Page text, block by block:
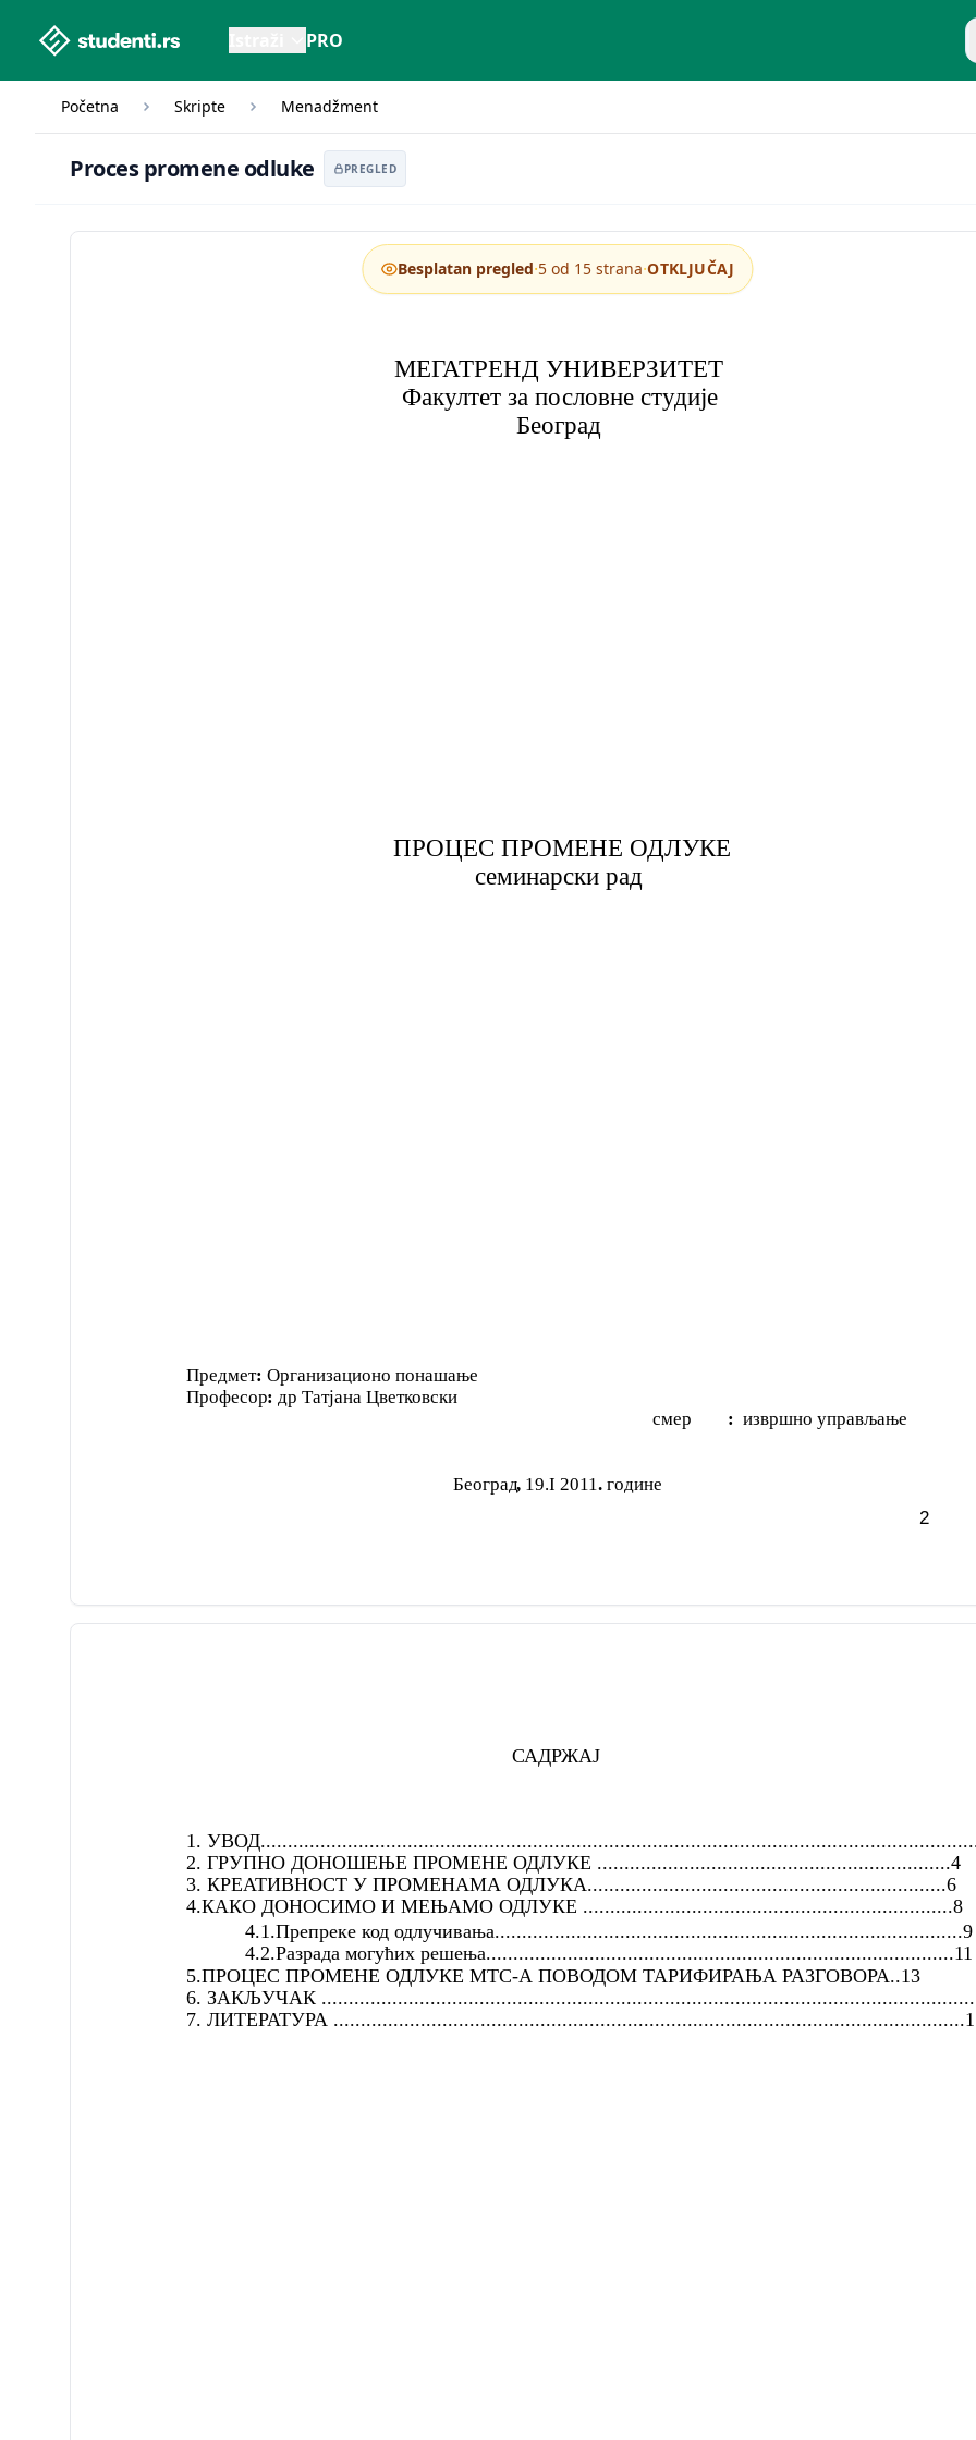
studenti.rs home page PRO
Početna Skripte Menadžment
Proces promene odluke
Proces promene odluke PREGLED
2
МЕГАТРЕНД УНИВЕРЗИТЕТ
Факултет за пословне студије
Београд
ПРОЦЕС ПРОМЕНЕ ОДЛУКЕ
семинарски рад
Предмет: Организационо понашање
Професор: др Татјана Цветковски
смер
: извршно управљање
Београд, 19.I 2011. године
САДРЖАЈ
1.
2. ГРУПНО ДОНОШЕЊЕ ПРОМЕНЕ ОДЛУКЕ .................................................................4
3. КРЕАТИВНОСТ У ПРОМЕНАМА ОДЛУКА..................................................................6
4.КАКО ДОНОСИМО И МЕЊАМО ОДЛУКЕ ....................................................................8
4.1.Препреке код одлучивања......................................................................................9
4.2.Разрада могућих решења......................................................................................11
5.ПРОЦЕС ПРОМЕНЕ ОДЛУКЕ МТС-А ПОВОДОМ ТАРИФИРАЊА РАЗГОВОРА..13
6. ЗАКЉУЧАК
7. ЛИТЕРАТУРА
Besplatan pregled·5 od 15 strana·OTKLJUČAJ